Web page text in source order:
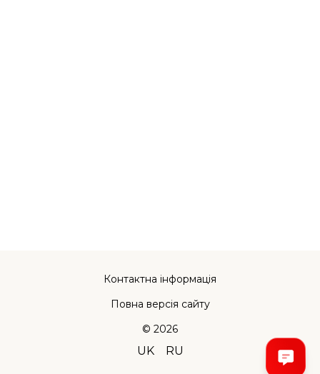
Контактна інформація
Повна версія сайту
© 2026
UK RU